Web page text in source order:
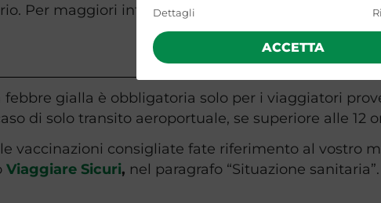
Dettagli
ACCETTA
Per maggiori informazioni visitare sempre il sito
febbre gialla è obbligatoria solo per i viaggiatori
di solo transito aeroportuale, se superiore alle 12
vaccinazioni consigliate fate riferimento al vostro
Viaggiare Sicuri, nel paragrafo “Situazione sanitaria”.